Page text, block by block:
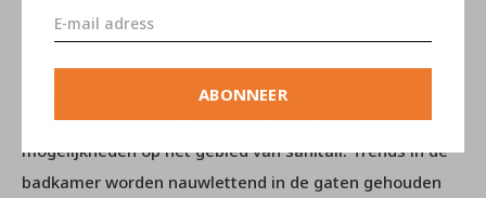
ABONNEER
een verschuiving in materiaal en producten plaats en
leverancier van sanitairproducten en
badkamerdecoratie. Ze richten zich op alle
mogelijkheden op het gebied van sanitair. Trends in de
badkamer worden nauwlettend in de gaten gehouden